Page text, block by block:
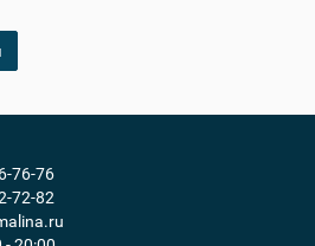
76-76
72-82